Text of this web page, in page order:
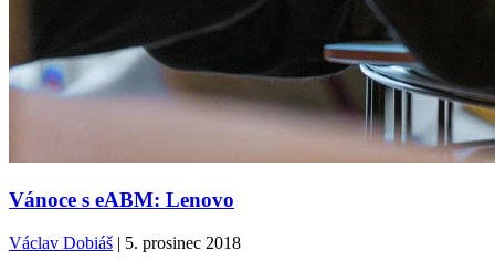
Vánoce s eABM: Lenovo
Václav Dobiáš | 5. prosinec 2018